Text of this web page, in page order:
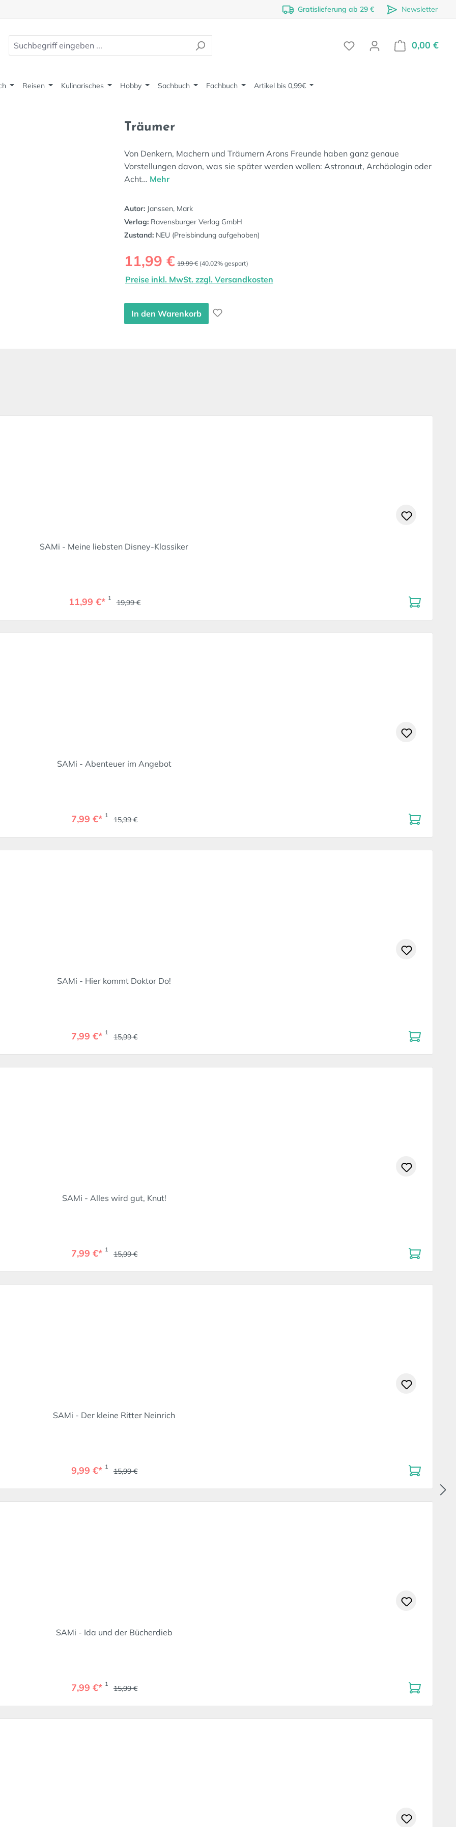
Gratislieferung ab 29 € Newsletter
0,00 €
Reisen Kulinarisches Hobby Sachbuch Fachbuch Artikel bis 0,99€
Träumer
Von Denkern, Machern und Träumern Arons Freunde haben ganz genaue
Vorstellungen davon, was sie später werden wollen: Astronaut, Archäologin oder
Acht… Mehr
Autor: Janssen, Mark
Verlag: Ravensburger Verlag GmbH
Zustand: NEU (Preisbindung aufgehoben)
Verkaufspreis:
11,99 € Regulärer Preis:
19,99 € (40.02% gespart)
Preise inkl. MwSt. zzgl. Versandkosten
In den Warenkorb
SAMi - Meine liebsten Disney-Klassiker
11,99 €* 1 19,99 €
SAMi - Abenteuer im Angebot
7,99 €* 1 15,99 €
SAMi - Hier kommt Doktor Do!
7,99 €* 1 15,99 €
SAMi - Alles wird gut, Knut!
7,99 €* 1 15,99 €
SAMi - Der kleine Ritter Neinrich
9,99 €* 1 15,99 €
SAMi - Ida und der Bücherdieb
7,99 €* 1 15,99 €